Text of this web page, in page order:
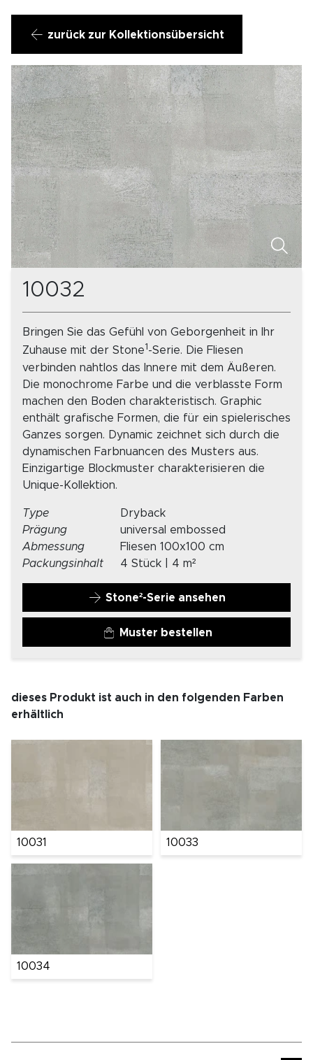
zurück zur Kollektionsübersicht
10032
Bringen Sie das Gefühl von Geborgenheit in Ihr
Zuhause mit der Stone1 -Serie. Die Fliesen
verbinden nahtlos das Innere mit dem Äußeren.
Die monochrome Farbe und die verblasste Form
machen den Boden charakteristisch. Graphic
enthält grafische Formen, die für ein spielerisches
Ganzes sorgen. Dynamic zeichnet sich durch die
dynamischen Farbnuancen des Musters aus.
Einzigartige Blockmuster charakterisieren die
Unique-Kollektion.
Type
Dryback
Prägung
universal embossed
Abmessung
Fliesen 100x100 cm
Packungsinhalt
4 Stück | 4 m²
Stone²-Serie ansehen
Muster bestellen
dieses Produkt ist auch in den folgenden Farben
erhältlich
10031 10033
10034